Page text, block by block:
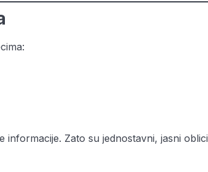
Zato su jednostavni, jasni oblici